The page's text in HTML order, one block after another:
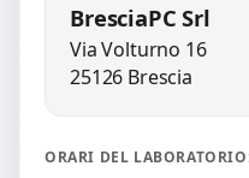
BresciaPC Srl
Via Volturno 16
25126 Brescia
ORARI DEL